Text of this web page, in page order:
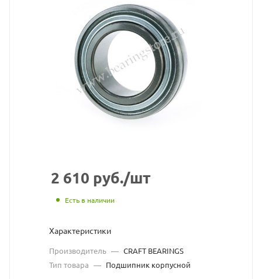
(3х
кромочное
уплотнение)
подшипник
CRAFT
BEARINGS
с
https://
без
2 610 руб./шт
Есть в наличии
Характеристики
Производитель — CRAFT BEARINGS
Тип товара — Подшипник корпусной